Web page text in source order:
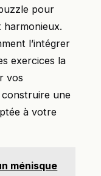
pour
harmonieux.
l’intégrer
exercices la
vos
construire une
à votre
ménisque